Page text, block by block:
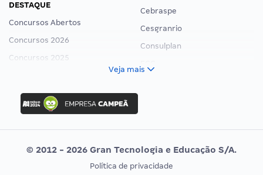
DESTAQUE
Concursos Abertos
Concursos 2026
Concursos 2025
Concurso Ibama
Concurso MPU
Editais publicados
Cebraspe
Cesgranrio
Consulplan
Vunesp
CONCURSOS POR PROFISSÃO EXAME DE ORDEM
Veja mais
© 2012 - 2026 Gran Tecnologia e Educação S/A.
Política de privacidade